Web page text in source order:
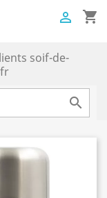
shopping_cart

